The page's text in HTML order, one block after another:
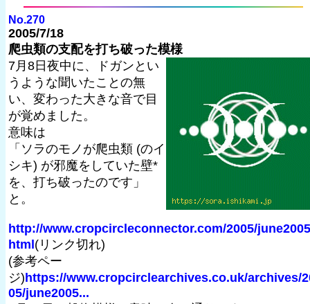
No.270
2005/7/18
爬虫類の支配を打ち破った模様
7月8日夜中に、ドガンとい
うような聞いたことの無
い、変わった大きな音で目
が覚めました。
意味は
「ソラのモノが爬虫類 (のイ
シキ) が邪魔をしていた壁*
を、打ち破ったのです」
と。
http://www.cropcircleconnector.com/2005/
html (リンク切れ)
(参考ペー
ジ) https://www.cropcirclearchives.co.uk/archives/
05/june2005...